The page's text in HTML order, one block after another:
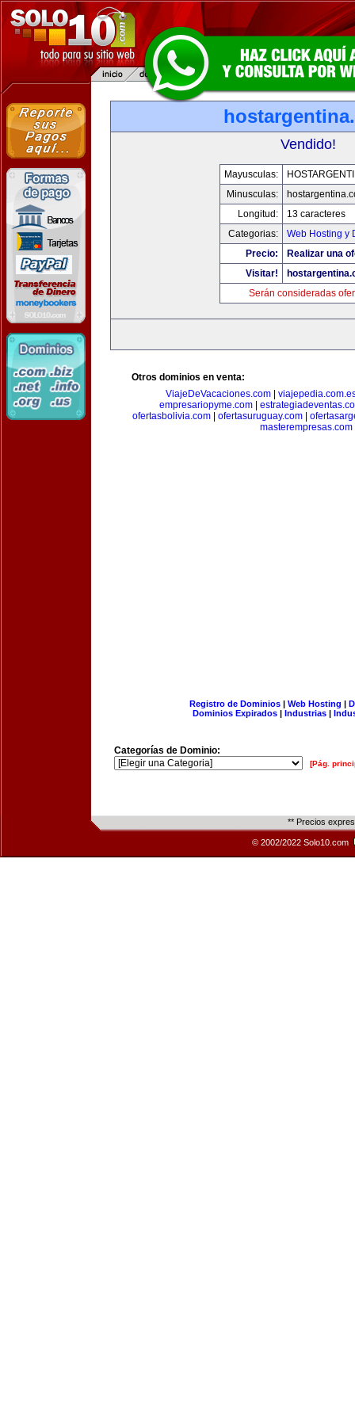
Vendido!
Mayusculas:
Minusculas:
Longitud:
13 caracteres
Categorias:
Web Hosting y
Precio:
Realizar una
Visitar!
Serán consideradas
Otros dominios en venta:
ViajeDeVacaciones.com
empresariopyme.com
ofertasbolivia.com| ofertasuruguay.com|
masterempresas.com
Registro de Dominios| Web Hosting |
Dominios Expirados | Industrias |
Categorías de Dominio:
[Pág.
** Precios
© 2002/2022 Solo10.com